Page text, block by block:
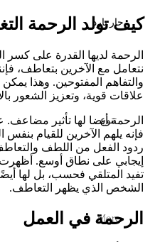
حار بارد
تنوع
More
كيف تولد الرحمة
الرحمة لديها القدرة على كسر
نتعامل مع الآخرين بتعاطف،
والتفاهم المفتوحين. وهذا
علاقات قوية، وتعزيز الشعور
الرحمة أيضا لها تأثير
فإنه يلهم الآخرين للقيام
ردود الفعل من اللطف
إيجابي على نطاق أوسع.
تفيد المتلقي فحسب، بل لها
الشخص الذي يظهر التعاطف.
الرحمة في العمل